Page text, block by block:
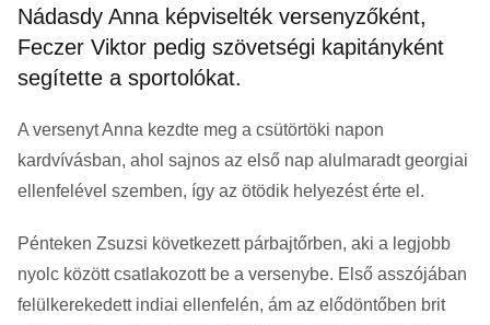
Nádasdy Anna képviselték versenyzőként,
Feczer Viktor pedig szövetségi kapitányként
segítette a sportolókat.
A versenyt Anna kezdte meg a csütörtöki napon
kardvívásban, ahol sajnos az első nap alulmaradt georgiai
ellenfelével szemben, így az ötödik helyezést érte el.
Pénteken Zsuzsi következett párbajtőrben, aki a legjobb
nyolc között csatlakozott be a versenybe. Első asszójában
felülkerekedett indiai ellenfelén, ám az elődöntőben brit